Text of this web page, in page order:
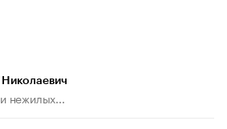
нежилых...